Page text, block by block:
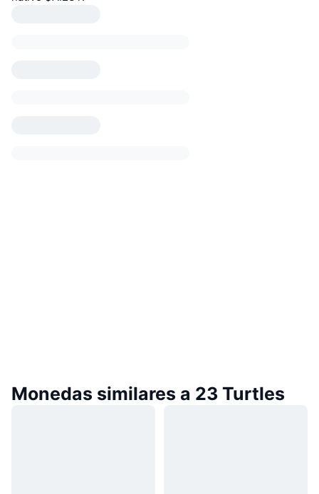
Monedas similares a 23 Turtles